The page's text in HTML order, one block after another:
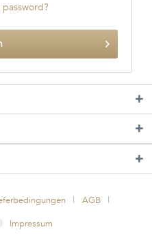
AGB
Impressum